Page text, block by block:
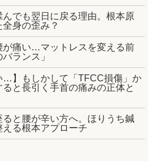
んでも翌日に戻る理由。根本原
身の歪み？
が痛い…マットレスを変える前
ランス」
…】もしかして「TFCC損傷」か
と長引く手首の痛みの正体と
ると腰が辛い方へ。ほりうち鍼
る根本アプローチ